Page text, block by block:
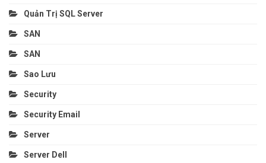
Quản Trị SQL Server
SAN
SAN
Sao Lưu
Security
Security Email
Server
Server Dell